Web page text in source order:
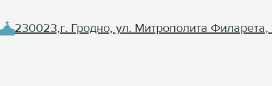
230023,г. Гродно, ул. Митрополита Филарета,